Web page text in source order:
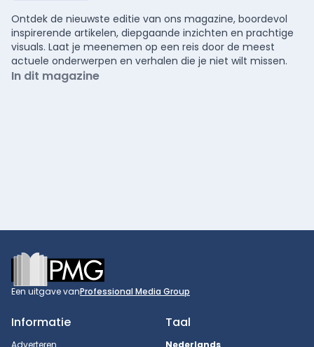
Ontdek de nieuwste editie van ons magazine, boordevol
inspirerende artikelen, diepgaande inzichten en prachtige
visuals. Laat je meenemen op een reis door de meest
actuele onderwerpen en verhalen die je niet wilt missen.
In dit magazine
Footer
Een uitgave vanProfessional Media Group
Informatie
Adverteren
Taal
Nederlands